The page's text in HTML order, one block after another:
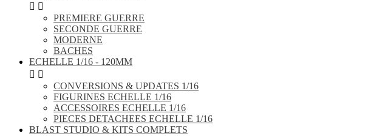
 
PREMIERE GUERRE
SECONDE GUERRE
MODERNE
BACHES
ECHELLE 1/16 - 120MM
 
CONVERSIONS & UPDATES 1/16
FIGURINES ECHELLE 1/16
ACCESSOIRES ECHELLE 1/16
PIECES DETACHEES ECHELLE 1/16
BLAST STUDIO & KITS COMPLETS